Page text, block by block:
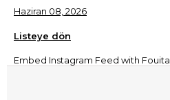
Haziran 08, 2026
Listeye dön
Embed Instagram Feed with Fouita